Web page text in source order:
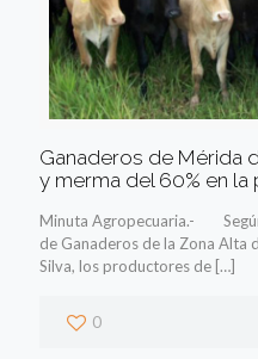
Ganaderos de Mérida
y merma del 60% en
Minuta Agropecuaria.-
de Ganaderos de la Zona Alta
Silva, los productores de […]
0